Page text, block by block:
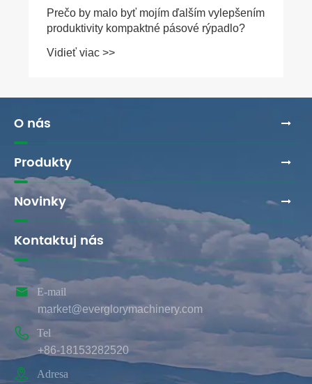
Prečo by malo byť mojím ďalším vylepšením
produktivity kompaktné pásové rýpadlo?
Vidieť viac >>
O nás
Produkty
Novinky
Kontaktuj nás

E-mail
market@everglorymachinery.com

Tel
+86-18153282520
 Adresa